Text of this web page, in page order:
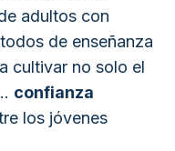
adultos con
de enseñanza
cultivar no solo el
confianza
los jóvenes